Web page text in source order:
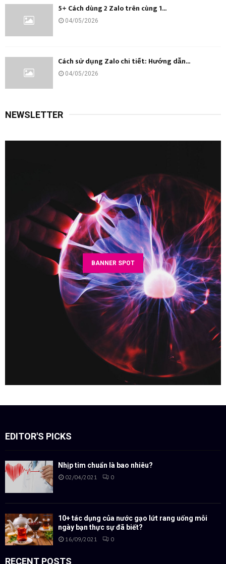
5+ Cách dùng 2 Zalo trên cùng 1...
04/05/2026
Cách sử dụng Zalo chi tiết: Hướng dẫn...
04/05/2026
NEWSLETTER
BANNER SPOT
EDITOR'S PICKS
Nhịp tim chuẩn là bao nhiêu?
02/04/2021 0
10+ tác dụng của nước gạo lứt rang uống mỗi
ngày bạn thực sự đã biết?
16/09/2021 0
RECENT POSTS